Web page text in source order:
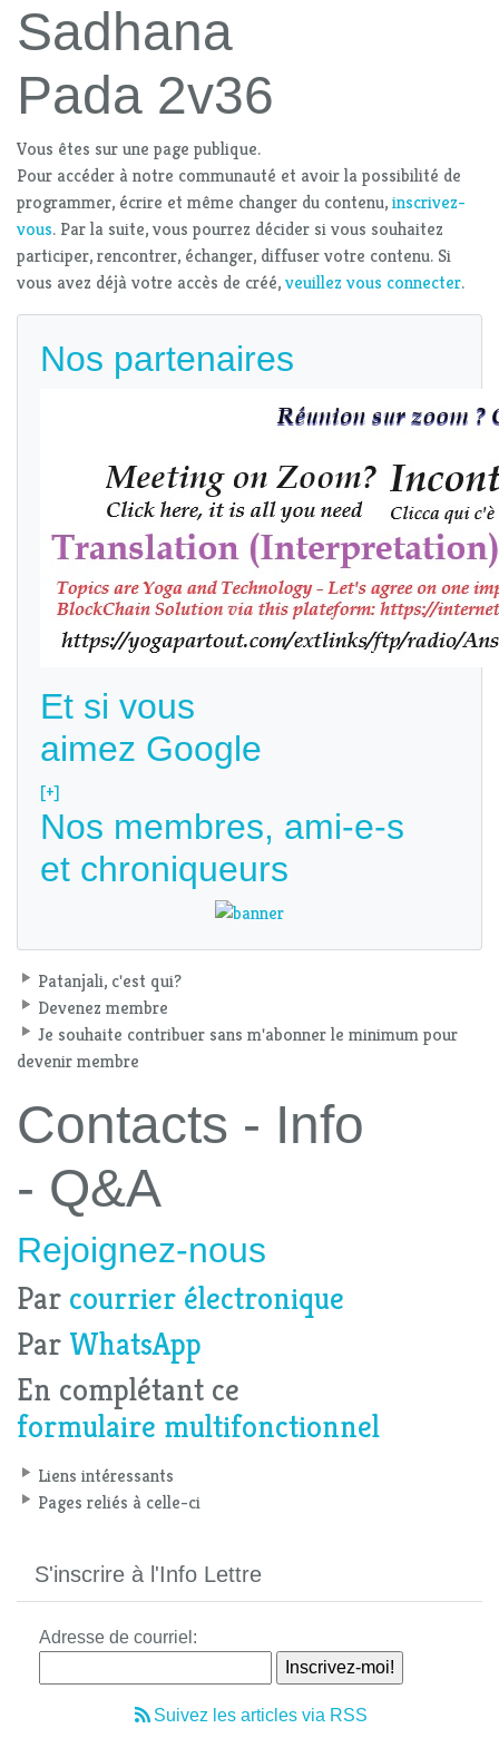
Sadhana
Pada 2v36
Vous êtes sur une page publique.
Pour accéder à notre communauté et avoir la possibilité de
programmer, écrire et même changer du contenu,inscrivez-
vous. Par la suite, vous pourrez décider si vous souhaitez
participer, rencontrer, échanger, diffuser votre contenu. Si
vous avez déjà votre accès de créé,veuillez vous connecter.
Nos partenaires
Et si vous
aimez Google
[+]
Nos membres, ami-e-s
et chroniqueurs
Patanjali, c'est qui?
Devenez membre
Je souhaite contribuer sans m'abonner le minimum pour
devenir membre
Contacts - Info
- Q&A
Rejoignez-nous
Par courrier électronique
Par WhatsApp
En complétant ce
formulaire multifonctionnel
Liens intéressants
Pages reliés à celle-ci
S'inscrire à l'Info Lettre
Adresse de courriel:
Suivez les articles via RSS